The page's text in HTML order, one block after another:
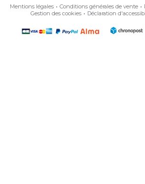
Mentions légales Conditions générales de vente
Gestion des cookies
Déclaration